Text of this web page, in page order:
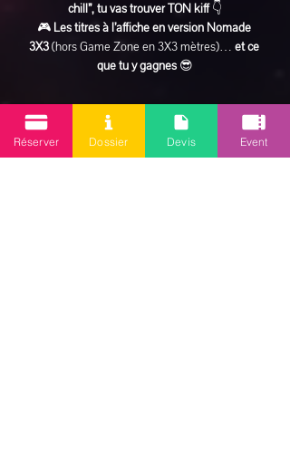
chill”, tu vas trouver TON kiff 👇
🎮 Les titres à l’affiche en version Nomade
3X3 (hors Game Zone en 3X3 mètres)… et ce
que tu y gagnes 😎
En lire plus >
Réserver Dossier Devis Event